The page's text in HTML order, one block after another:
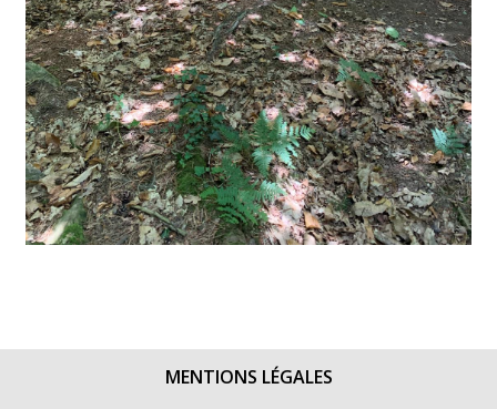
MENTIONS LÉGALES